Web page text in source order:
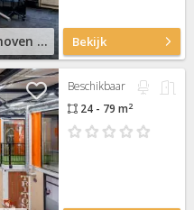
TU campus, De Zaale 11, Eindhoven High Tech Campus Bekijk
Beschikbaar
24 - 79 m2